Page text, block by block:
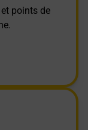
points de